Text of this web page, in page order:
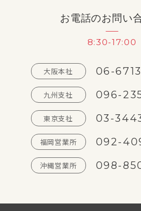
お電話のお問い
8:30-17:00
大阪本社 06-
九州支社 096-
東京支社 03-
福岡営業所 092-
沖縄営業所 098-